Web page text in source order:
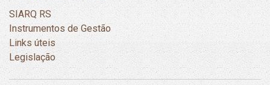
SIARQ RS
Instrumentos de Gestão
Links úteis
Legislação